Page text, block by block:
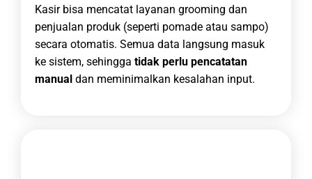
Kasir bisa mencatat layanan grooming dan
penjualan produk (seperti pomade atau sampo)
secara otomatis. Semua data langsung masuk
ke sistem, sehingga tidak perlu pencatatan
manual dan meminimalkan kesalahan input.